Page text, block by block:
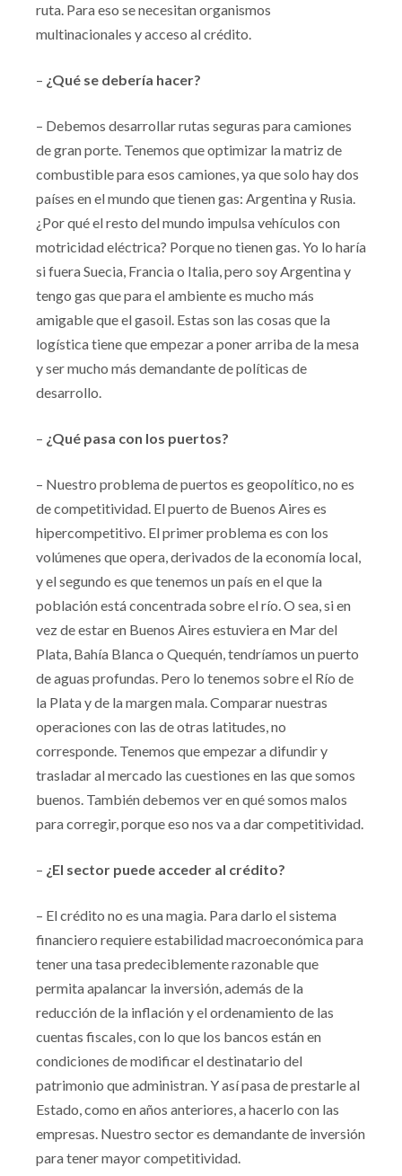
ruta. Para eso se necesitan organismos
multinacionales y acceso al crédito.
– ¿Qué se debería hacer?
– Debemos desarrollar rutas seguras para camiones
de gran porte. Tenemos que optimizar la matriz de
combustible para esos camiones, ya que solo hay dos
países en el mundo que tienen gas: Argentina y Rusia.
¿Por qué el resto del mundo impulsa vehículos con
motricidad eléctrica? Porque no tienen gas. Yo lo haría
si fuera Suecia, Francia o Italia, pero soy Argentina y
tengo gas que para el ambiente es mucho más
amigable que el gasoil. Estas son las cosas que la
logística tiene que empezar a poner arriba de la mesa
y ser mucho más demandante de políticas de
desarrollo.
– ¿Qué pasa con los puertos?
– Nuestro problema de puertos es geopolítico, no es
de competitividad. El puerto de Buenos Aires es
hipercompetitivo. El primer problema es con los
volúmenes que opera, derivados de la economía local,
y el segundo es que tenemos un país en el que la
población está concentrada sobre el río. O sea, si en
vez de estar en Buenos Aires estuviera en Mar del
Plata, Bahía Blanca o Quequén, tendríamos un puerto
de aguas profundas. Pero lo tenemos sobre el Río de
la Plata y de la margen mala. Comparar nuestras
operaciones con las de otras latitudes, no
corresponde. Tenemos que empezar a difundir y
trasladar al mercado las cuestiones en las que somos
buenos. También debemos ver en qué somos malos
para corregir, porque eso nos va a dar competitividad.
– ¿El sector puede acceder al crédito?
– El crédito no es una magia. Para darlo el sistema
financiero requiere estabilidad macroeconómica para
tener una tasa predeciblemente razonable que
permita apalancar la inversión, además de la
reducción de la inflación y el ordenamiento de las
cuentas fiscales, con lo que los bancos están en
condiciones de modificar el destinatario del
patrimonio que administran. Y así pasa de prestarle al
Estado, como en años anteriores, a hacerlo con las
empresas. Nuestro sector es demandante de inversión
para tener mayor competitividad.